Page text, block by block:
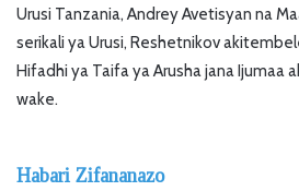
Urusi Tanzania, Andrey Avetisyan na
serikali ya Urusi, Reshetnikov
Hifadhi ya Taifa ya Arusha jana Ijumaa
wake.
Habari Zifananazo